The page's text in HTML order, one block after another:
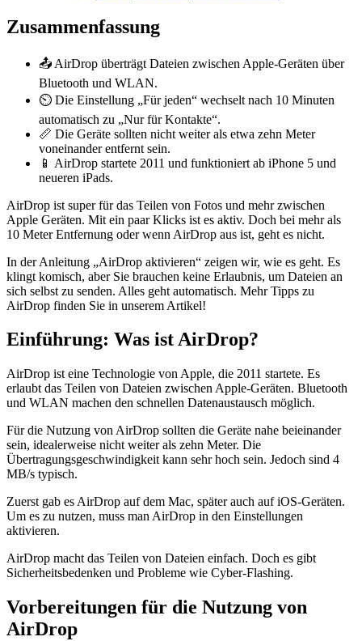
Zusammenfassung
📤 AirDrop überträgt Dateien zwischen Apple-Geräten über
Bluetooth und WLAN.
⏲️ Die Einstellung „Für jeden“ wechselt nach 10 Minuten
automatisch zu „Nur für Kontakte“.
📏 Die Geräte sollten nicht weiter als etwa zehn Meter
voneinander entfernt sein.
📱 AirDrop startete 2011 und funktioniert ab iPhone 5 und
neueren iPads.
AirDrop ist super für das Teilen von Fotos und mehr zwischen
Apple Geräten. Mit ein paar Klicks ist es aktiv. Doch bei mehr als
10 Meter Entfernung oder wenn AirDrop aus ist, geht es nicht.
In der Anleitung „AirDrop aktivieren“ zeigen wir, wie es geht. Es
klingt komisch, aber Sie brauchen keine Erlaubnis, um Dateien an
sich selbst zu senden. Alles geht automatisch. Mehr Tipps zu
AirDrop finden Sie in unserem Artikel!
Einführung: Was ist AirDrop?
AirDrop ist eine Technologie von Apple, die 2011 startete. Es
erlaubt das Teilen von Dateien zwischen Apple-Geräten. Bluetooth
und WLAN machen den schnellen Datenaustausch möglich.
Für die Nutzung von AirDrop sollten die Geräte nahe beieinander
sein, idealerweise nicht weiter als zehn Meter. Die
Übertragungsgeschwindigkeit kann sehr hoch sein. Jedoch sind 4
MB/s typisch.
Zuerst gab es AirDrop auf dem Mac, später auch auf iOS-Geräten.
Um es zu nutzen, muss man AirDrop in den Einstellungen
aktivieren.
AirDrop macht das Teilen von Dateien einfach. Doch es gibt
Sicherheitsbedenken und Probleme wie Cyber-Flashing.
Vorbereitungen für die Nutzung von
AirDrop